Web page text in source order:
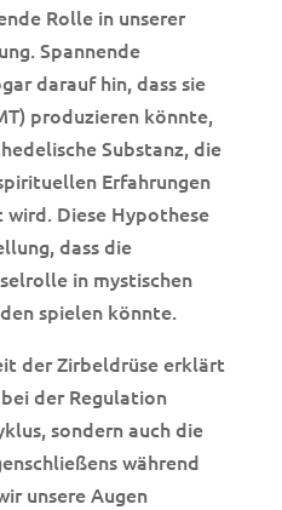
Rolle in unserer
Spannende
darauf hin, dass sie
produzieren könnte,
Substanz, die
Erfahrungen
Diese Hypothese
dass die
in mystischen
spielen könnte.
der Zirbeldrüse erklärt
der Regulation
sondern auch die
während
unsere Augen